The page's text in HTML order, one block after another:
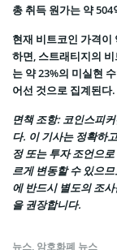
총 취득 원가는 약
현재 비트코인 가격이
하면, 스트래티지의
는 약 23%의 미실현
어선 것으로 집계된다.
면책 조항: 코인스피
다. 이 기사는 정확하
정 또는 투자 조언으
르게 변동할 수 있으
에 반드시 별도의 조
을 권장합니다.
뉴스, 암호화폐 뉴스